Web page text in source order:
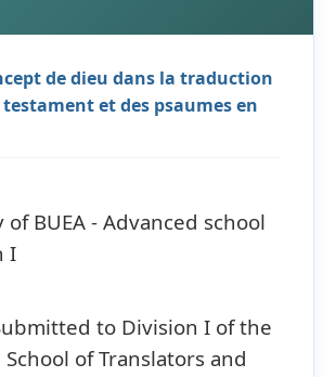
de dieu dans la traduction
et des psaumes en
BUEA - Advanced school
I
to Division I of the
of Translators and